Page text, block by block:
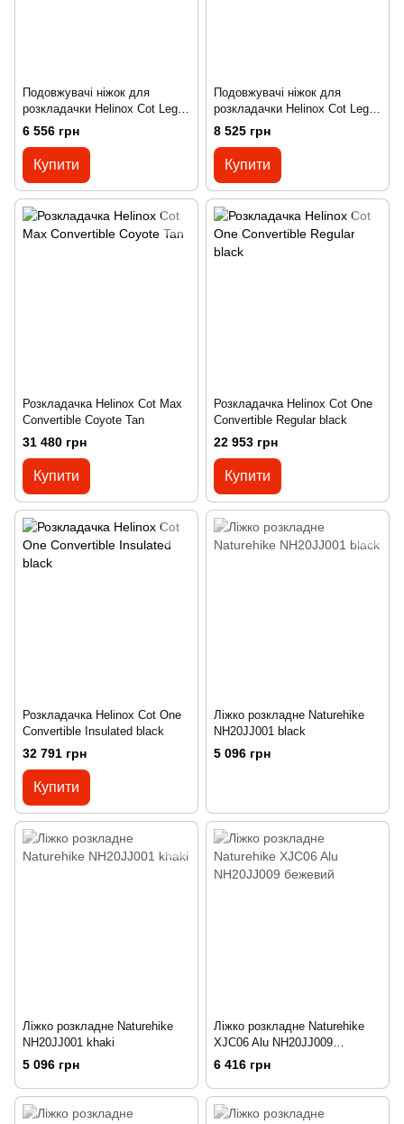
Подовжувачі ніжок для
розкладачки Helinox Cot Leg
Extensions 12 шт black
6 556 грн
Купити
Подовжувачі ніжок для
розкладачки Helinox Cot Leg
Extensions 16 шт black
8 525 грн
Купити
Розкладачка Helinox Cot Max
Convertible Coyote Tan
31 480 грн
Купити
Розкладачка Helinox Cot One
Convertible Regular black
22 953 грн
Купити
Розкладачка Helinox Cot One
Convertible Insulated black
32 791 грн
Купити
Ліжко розкладне Naturehike
NH20JJ001 black
5 096 грн
Ліжко розкладне Naturehike
NH20JJ001 khaki
5 096 грн
Ліжко розкладне Naturehike
XJC06 Alu NH20JJ009
бежевий
6 416 грн